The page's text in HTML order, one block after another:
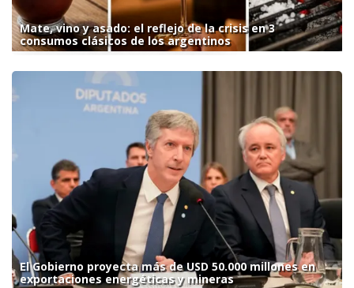
Mate, vino y asado: el reflejo de la crisis en 3
consumos clásicos de los argentinos
El Gobierno proyecta más de USD 50.000 millones en
exportaciones energéticas y mineras